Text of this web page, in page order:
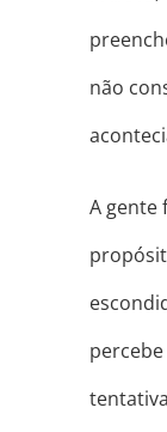
não
A gente
percebe